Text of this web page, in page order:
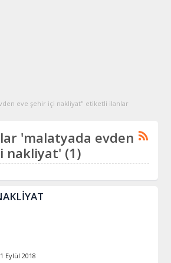
eve şehir içi nakliyat" etiketli ilanlar
'malatyada evden
nakliyat' (1)
1 Eylül 2018